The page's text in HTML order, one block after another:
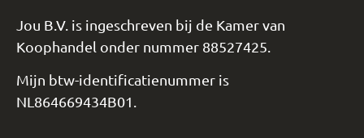
Jou B.V. is ingeschreven bij de Kamer van
Koophandel onder nummer 88527425.
Mijn btw-identificatienummer is
NL864669434B01.